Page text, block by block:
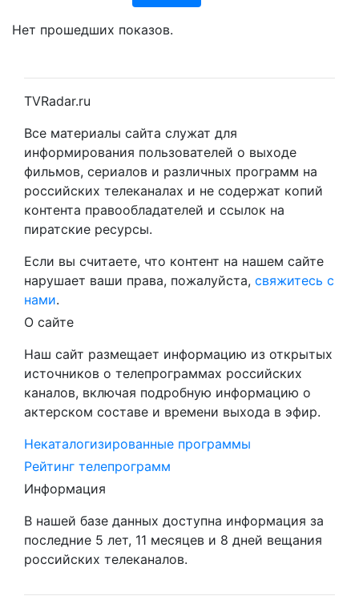
Нет прошедших показов.
TVRadar.ru
Все материалы сайта служат для
информирования пользователей о выходе
фильмов, сериалов и различных программ на
российских телеканалах и не содержат копий
контента правообладателей и ссылок на
пиратские ресурсы.
Если вы считаете, что контент на нашем сайте
нарушает ваши права, пожалуйста, свяжитесь с
нами.
О сайте
Наш сайт размещает информацию из открытых
источников о телепрограммах российских
каналов, включая подробную информацию о
актерском составе и времени выхода в эфир.
Некаталогизированные программы
Рейтинг телепрограмм
Информация
В нашей базе данных доступна информация за
последние 5 лет, 11 месяцев и 8 дней вещания
российских телеканалов.